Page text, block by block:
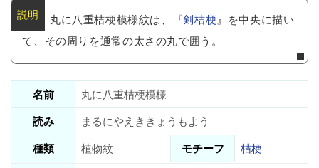
丸に八重桔梗模様紋は、『剣桔梗』を中央に描い
て、その周りを通常の太さの丸で囲う。
名前
丸に八重桔梗模様
読み
まるにやえききょうもよう
種類
植物紋 モチーフ
桔梗